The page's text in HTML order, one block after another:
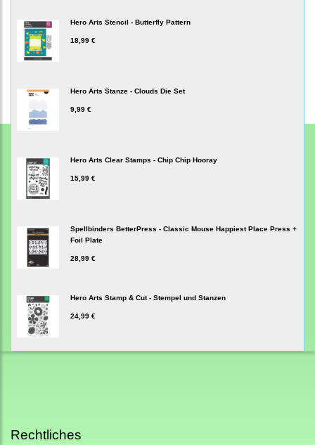
Hero Arts Stencil - Butterfly Pattern
18,99 €
Hero Arts Stanze - Clouds Die Set
9,99 €
Hero Arts Clear Stamps - Chip Chip Hooray
15,99 €
Spellbinders BetterPress - Classic Mouse Happiest Place Press +
Foil Plate
28,99 €
Hero Arts Stamp & Cut - Stempel und Stanzen
24,99 €
Rechtliches